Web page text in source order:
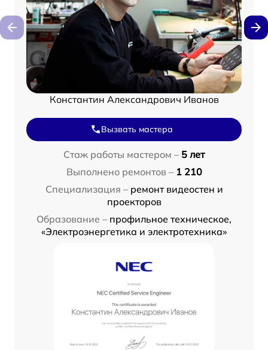
Константин Александрович Иванов
Вызвать мастера
Стаж работы мастером – 5 лет
Выполнено ремонтов – 1 210
Специализация – ремонт видеостен и
проекторов
Образование – профильное техническое,
«Электроэнергетика и электротехника»